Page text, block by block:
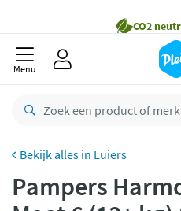
Gratis
Bestelling
Betaal
Menu
Luiers
Pampers